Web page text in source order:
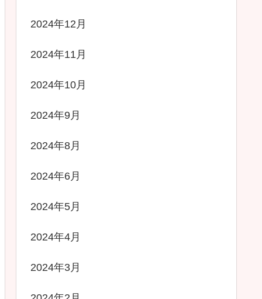
2024年12月
2024年11月
2024年10月
2024年9月
2024年8月
2024年6月
2024年5月
2024年4月
2024年3月